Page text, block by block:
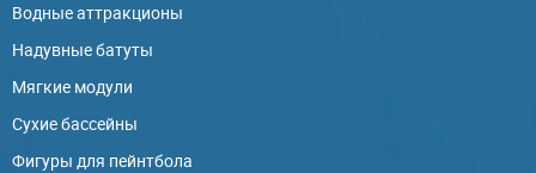
Водные аттракционы
Надувные батуты
Мягкие модули
Сухие бассейны
Фигуры для пейнтбола